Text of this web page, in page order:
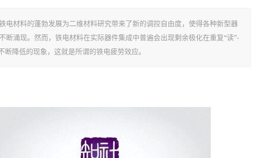
电材料的蓬勃发展为二维材料研究带来了新的调控自由度，使得各种新型器
断涌现。然而，铁电材料在实际器件集成中普遍会出现剩余极化在重复“读”-
断降低的现象，这就是所谓的铁电疲劳效应。